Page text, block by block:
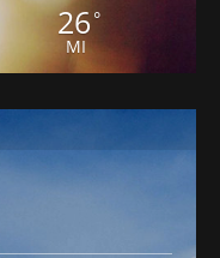
26 °
MI